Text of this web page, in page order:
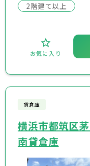
2階建て以上
お気に入り
貸倉庫
横浜市都筑区
南貸倉庫